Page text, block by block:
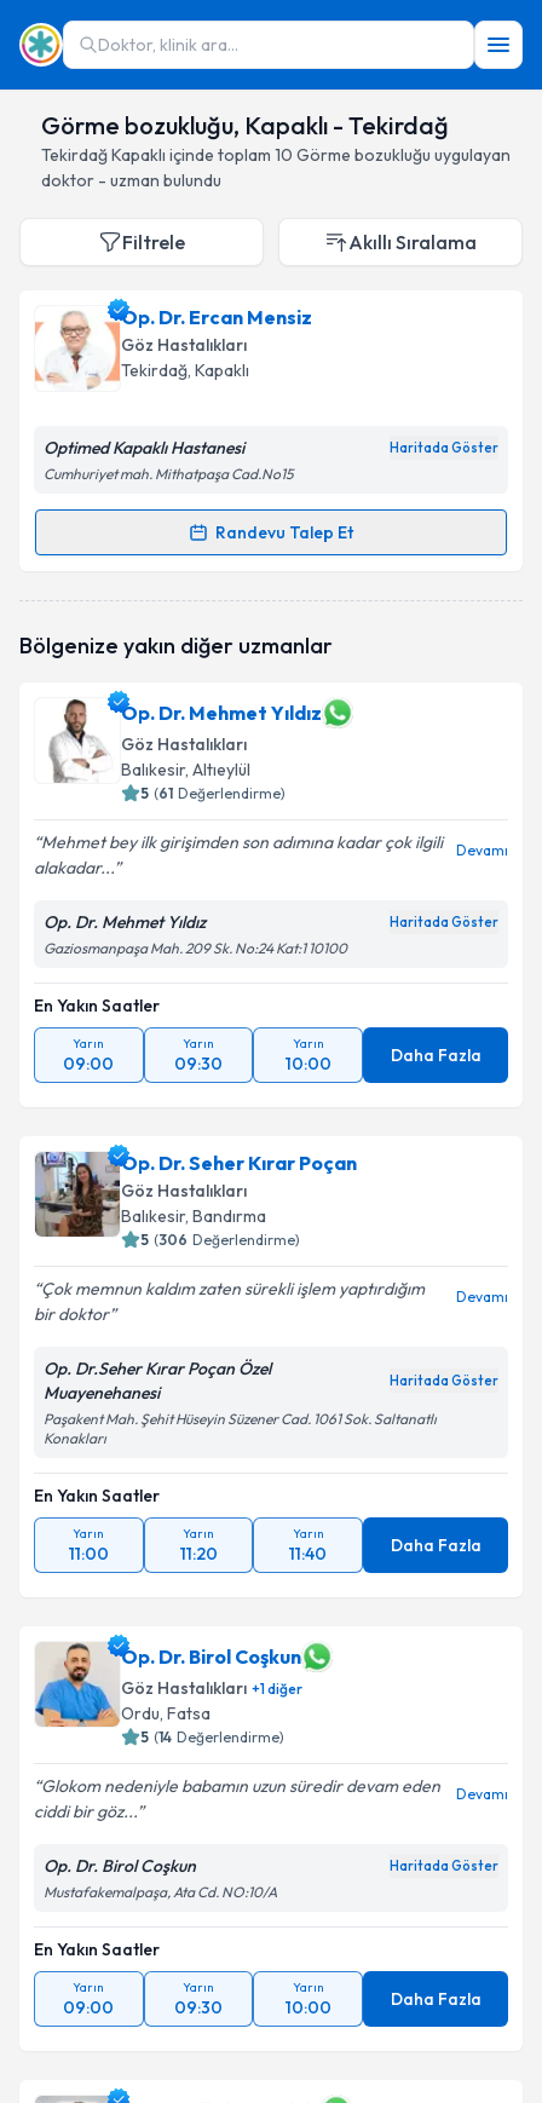
Doktor, klinik ara...
Görme bozukluğu, Kapaklı - Tekirdağ
TekirdağKapaklı içinde toplam 10 Görme bozukluğu uygulayan
doktor - uzman bulundu
Filtrele Akıllı Sıralama
Op. Dr. Ercan Mensiz
Göz Hastalıkları
Tekirdağ, Kapaklı
Optimed Kapaklı Hastanesi Haritada Göster
Cumhuriyet mah. Mithatpaşa Cad.No15
Randevu Talep Et
Randevu Takvimi Talebi
oluşturun. Size bu uzmandan randevu almanız için bir
E-posta Adresiniz
Kişisel verilerimin işlenmesine ilişkinAydınlatma
Metni
Bölgenize yakın diğer uzmanlar
Op. Dr. Mehmet Yıldız
Göz Hastalıkları
Balıkesir, Altıeylül
5 (61 Değerlendirme)
Mehmet bey ilk girişimden son adımına kadar çok ilgili
alakadar...
Devamı
Op. Dr. Mehmet Yıldız Haritada Göster
Gaziosmanpaşa Mah. 209 Sk. No:24 Kat:1 10100
En Yakın Saatler
Yarın
09:00
Yarın
09:30
Yarın
10:00 Daha Fazla
Op. Dr. Seher Kırar Poçan
Göz Hastalıkları
Balıkesir, Bandırma
5 (306 Değerlendirme)
Çok memnun kaldım zaten sürekli işlem yaptırdığım
bir doktor
Devamı
Op. Dr.Seher Kırar Poçan Özel
Muayenehanesi
Haritada Göster
Paşakent Mah. Şehit Hüseyin Süzener Cad. 1061 Sok. Saltanatlı
Konakları
En Yakın Saatler
Yarın
11:00
Yarın
11:20
Yarın
11:40 Daha Fazla
Op. Dr. Birol Coşkun
Göz Hastalıkları +1diğer
Ordu, Fatsa
5 (14 Değerlendirme)
Glokom nedeniyle babamın uzun süredir devam eden
ciddi bir göz...
Devamı
Op. Dr. Birol Coşkun Haritada Göster
Mustafakemalpaşa, Ata Cd. NO:10/A
En Yakın Saatler
Yarın
09:00
Yarın
09:30
Yarın
10:00 Daha Fazla